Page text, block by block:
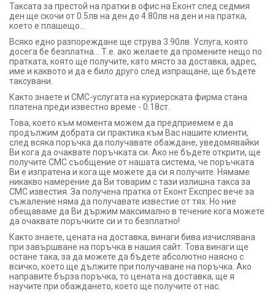
Таксата за престой на пратки в офис на Еконт след седмия
ден ще скочи от 0.5лв на ден до 4.80лв на ден и на пратка,
което е плашещо...
Всяко едно разпореждане ще струва 3.90лв. Услуга, която
досега бе безплатна... Т.е. ако желаете да промените нещо по
пратката, която ще получите, като място за доставка, адрес,
име и каквото и да е било друго след изпращане, ще бъдете
таксувани.
Както знаете и СМС-услугата на куриерската фирма стана
платена преди известно време - 0.18ст.
Това, което към момента можем да предприемем е да
продължим добрата си практика към Вас нашите клиенти,
след всяка поръчка да получавате обаждане, уведомявайки
Ви кога да очаквате поръчката си. Ако не бъдете открити, ще
получите СМС съобщение от нашата система, че поръчката
Ви е изпратена и кога ще можете да си я получите. Нямаме
никакво намерение да Ви товарим с тази излишна такса за
СМС известия. За получена пратка от Еконт Експрес вече за
съжаление няма да получавате известие от тях. Но ние
обещаваме да Ви държим максимално в течение кога можете
да очаквате поръчките си и то безплатно!
Както знаете, цената на доставка, винаги бива изчислявана
при завършване на поръчка в нашия сайт. Това винаги ще
остане така, за да можете да бъдете абсолютно наясно с
всичко, което ще дължите при получаване на поръчка. Ако
направите бърза поръчка, то цената на доставка, ще я
научите при обаждането, което ще получите от нас.